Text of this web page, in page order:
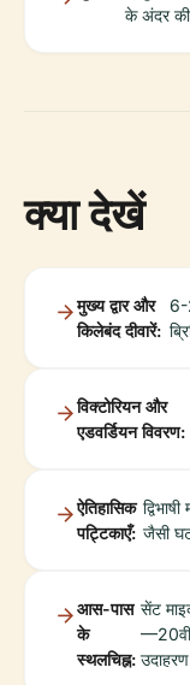
के अंदर की
क्या देखें
मुख्य द्वार और
किलेबंद दीवारें:
6-
विक्टोरियन और
एडवर्डियन विवरण:
ऐतिहासिक
पट्टिकाएँ: जैसी
आस-पास
के
स्थलचिह्न:
सेंट
—20वीं